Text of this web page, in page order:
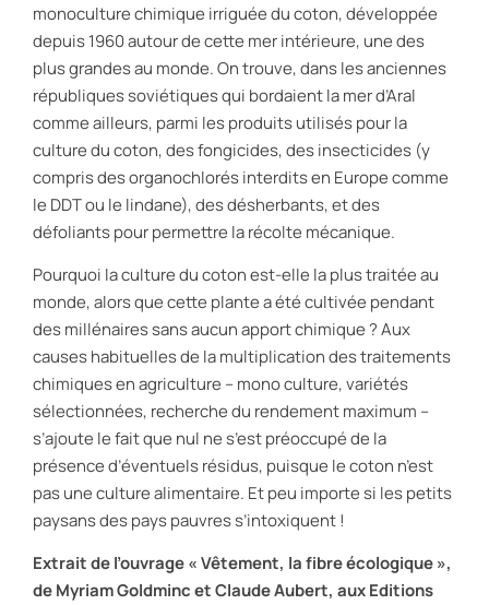
monoculture chimique irriguée du coton, développée
depuis 1960 autour de cette mer intérieure, une des
plus grandes au monde. On trouve, dans les anciennes
républiques soviétiques qui bordaient la mer d’Aral
comme ailleurs, parmi les produits utilisés pour la
culture du coton, des fongicides, des insecticides (y
compris des organochlorés interdits en Europe comme
le DDT ou le lindane), des désherbants, et des
défoliants pour permettre la récolte mécanique.
Pourquoi la culture du coton est-elle la plus traitée au
monde, alors que cette plante a été cultivée pendant
des millénaires sans aucun apport chimique ? Aux
causes habituelles de la multiplication des traitements
chimiques en agriculture – mono culture, variétés
sélectionnées, recherche du rendement maximum –
s’ajoute le fait que nul ne s’est préoccupé de la
présence d’éventuels résidus, puisque le coton n’est
pas une culture alimentaire. Et peu importe si les petits
paysans des pays pauvres s’intoxiquent !
Extrait de l’ouvrage « Vêtement, la fibre écologique »,
de Myriam Goldminc et Claude Aubert, aux Editions